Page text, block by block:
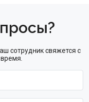
сотрудник свяжется с